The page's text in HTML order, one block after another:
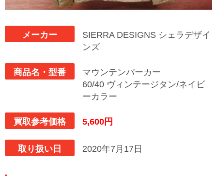
メーカー
SIERRA DESIGNS シェラデザイ
ンズ
商品名・型番
マウンテンパーカー
60/40 ヴィンテージタン/ネイビ
ーカラー
買取参考価格 5,600円
取り扱い日 2020年7月17日